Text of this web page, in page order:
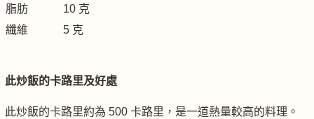
脂肪
10 克
纖維
5 克
此炒飯的卡路里及好處
此炒飯的卡路里約為 500 卡路里，是一道熱量較高的料理。